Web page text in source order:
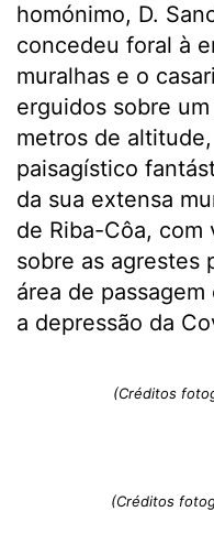
homónimo, D.
concedeu foral à
muralhas e o
erguidos sobre
metros de
paisagístico
da sua extensa
de Riba-Côa, com
sobre as agrestes
área de
a depressão da
(Créditos
(Créditos